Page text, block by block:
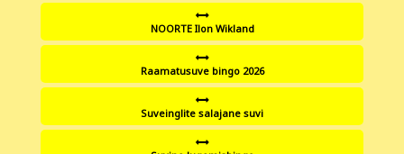
NOORTE Ilon Wikland
Raamatusuve bingo 2026
Suveinglite salajane suvi